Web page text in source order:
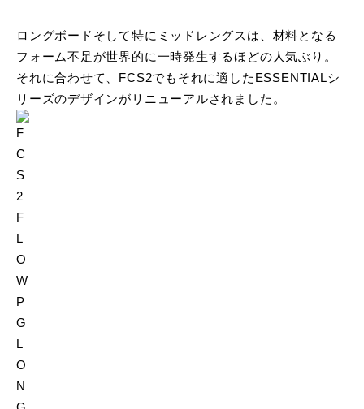
ロングボードそして特にミッドレングスは、材料となる
フォーム不足が世界的に一時発生するほどの人気ぶり。
それに合わせて、FCS2でもそれに適したESSENTIALシ
リーズのデザインがリニューアルされました。